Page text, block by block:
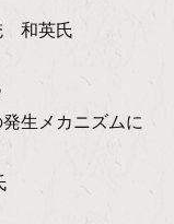
和英氏
生メカニズムに